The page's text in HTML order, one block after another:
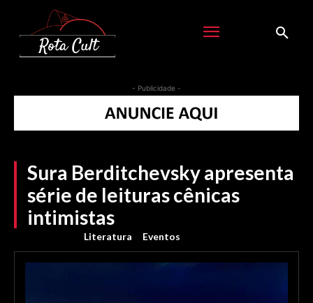
- Publicidade -
Sura Berditchevsky apresenta
série de leituras cênicas
intimistas
Literatura Eventos